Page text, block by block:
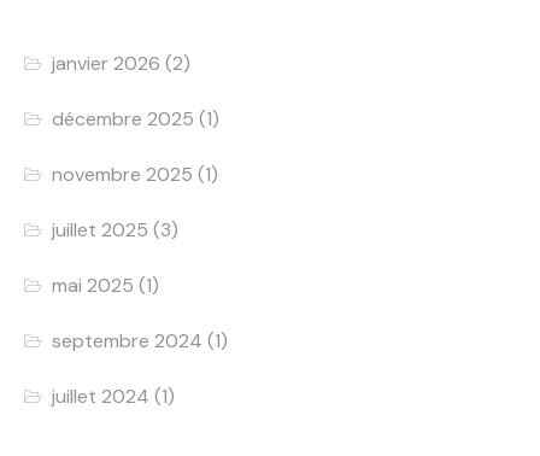
janvier 2026 (2)
décembre 2025 (1)
novembre 2025 (1)
juillet 2025 (3)
mai 2025 (1)
septembre 2024 (1)
juillet 2024 (1)